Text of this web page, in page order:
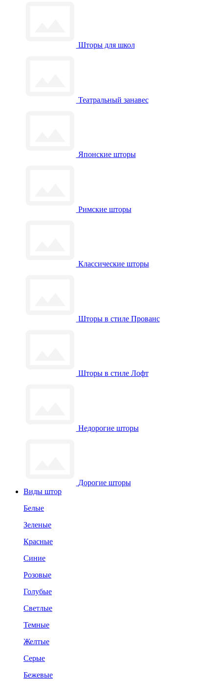
Шторы для школ
Театральный занавес
Японские шторы
Римские шторы
Классические шторы
Шторы в стиле Прованс
Шторы в стиле Лофт
Недорогие шторы
Дорогие шторы
Виды штор
Белые
Зеленые
Красные
Синие
Розовые
Голубые
Светлые
Темные
Желтые
Серые
Бежевые